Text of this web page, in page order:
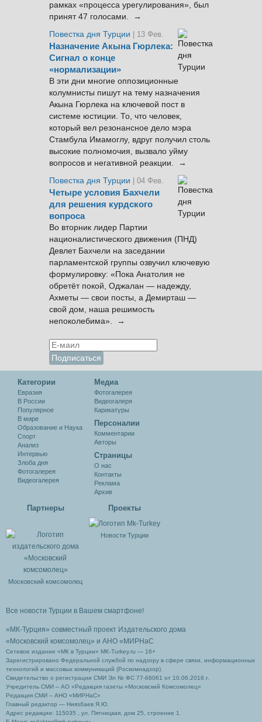
рамках «процесса урегулирования», был
принят 47 голосами. →
Повестка дня Турции
| 13 Фев.
Назначение Акына Гюрлека:
Сигнал о конце
«нормализации»
В эти дни многие оппозиционные
колумнисты пишут на тему назначения
Акына Гюрлека на ключевой пост в
системе юстиции. То, что человек,
который вел резонансное дело мэра
Стамбула Имамоглу, вдруг получил столь
высокие полномочия, вызвало уйму
вопросов и негативной реакции. →
Повестка дня Турции
| 04 Фев.
Четыре условия Бахчели
для решения курдского
вопроса
Во вторник лидер Партии
националистического движения (ПНД)
Девлет Бахчели на заседании
парламентской группы озвучил ключевую
формулировку: «Пока Анатолия не
обретёт покой, Оджалан — надежду,
Ахметы — свои посты, а Демирташ —
свой дом, наша решимость
непоколебима». →
Категории
Евразия
В России
Популярное
В мире
Образование и Наука
Спорт
Анализ
Интервью
Злоба дня
Фотогалерея
Видеогалерея
Медиа
Фотогалерея
Видеогалеря
Карикатуры
Персоналии
Комментарии
Авторы
Cтраницы
О нас
Контакты
Реклама
Архив
Партнеры
Московский комсомолец
Проекты
Новости Турции
Все новости Турции в Вашем смартфоне!
«МК-Турция» совместный проект Издательского дома
«Московский комсомолец» и АНО «МИРНаС
Сетевое издание «МК в Турции» MK-Turkey.ru — 16+
Зарегистрировано Федеральной службой по надзору в сфере связи, информационных
технологий и массовых коммуникаций (Роскомнадзор).
Свидетельство о регистрации СМИ Эл № ФС 77-66061 от 10.06.2016 г.
Учредитель СМИ – АО «Редакция газеты «Московский Комсомолец»
Редакция СМИ – АНО «МИРНаС»
Главный редактор — Ниязбаев Я.Ю.
Адрес редакции: 115035 , ул. Пятницкая, дом 25, строение 1.